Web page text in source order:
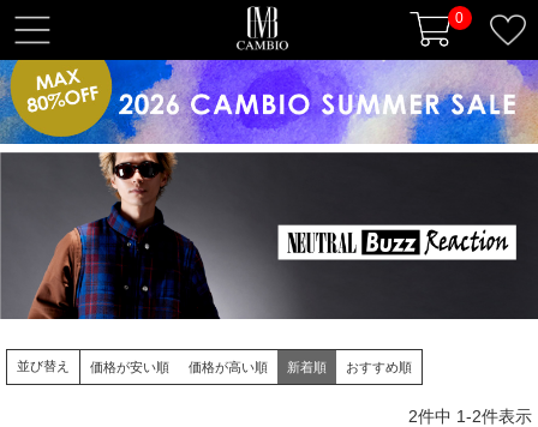
0
t
o
g
l
g
a
t
並び替え 価格が安い順 価格が高い順 新着順 おすすめ順
2件中 1-2件表示